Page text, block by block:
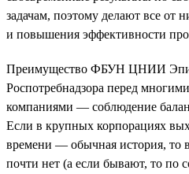
задачам, поэтому делают все от
и повышения эффективности
Преимущество ФБУН ЦНИИ
Роспотребнадзора перед
компаниями — соблюдение
Если в крупных корпорациях
времени — обычная история, то
почти нет (а если бывают, то по